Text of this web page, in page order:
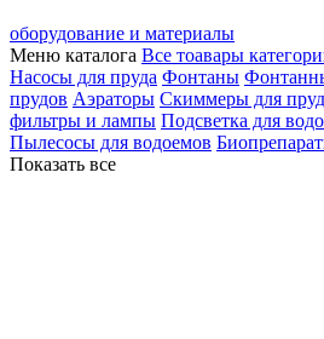
оборудование и материалы
Меню каталога Все тоавары
Насосы для пруда Фонтаны
прудов Аэраторы Скиммеры для
фильтры и лампы Подсветка для
Пылесосы для водоемов
Показать все